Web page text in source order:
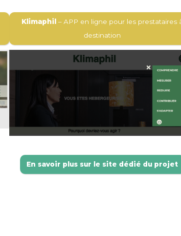
Klimaphil – APP en ligne pour les prestataires
destination
En savoir plus sur le site dédié du projet